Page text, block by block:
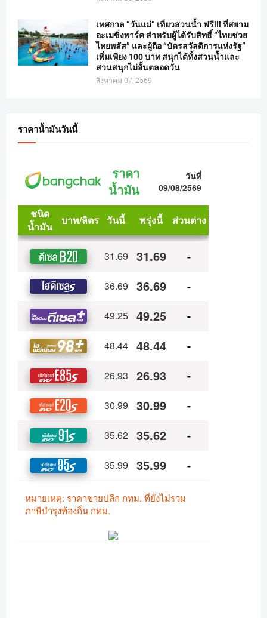
เทศกาล “วันแม่” เที่ยวสวนน้ำ ฟรี!!! ที่สยาม
อะเมซิ่งพาร์ค สำหรับผู้ได้รับสิทธิ์ “ไทยช่วย
ไทยพลัส” และผู้ถือ “บัตรสวัสดิการแห่งรัฐ”
เพิ่มเพียง 100 บาท สนุกได้ทั้งสวนน้ำและ
สวนสนุกไม่อั้นตลอดวัน
สิงหาคม 07, 2569
ราคาน้ำมันวันนี้